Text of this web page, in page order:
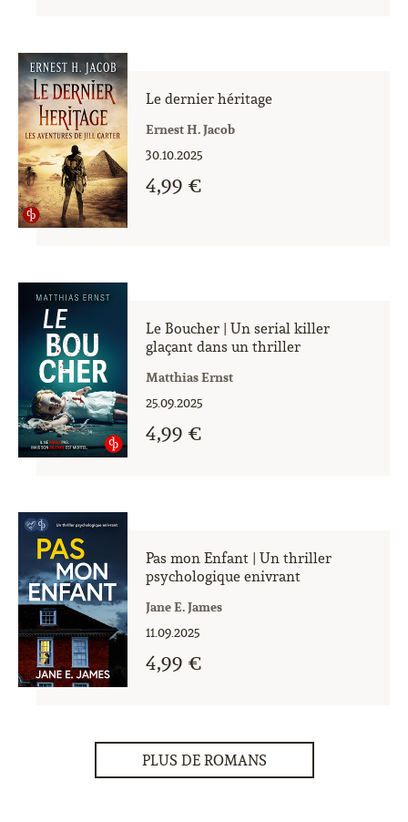
Le dernier héritage
Ernest H. Jacob
30.10.2025
4,99 €
Le Boucher | Un serial killer
glaçant dans un thriller
Matthias Ernst
25.09.2025
4,99 €
Pas mon Enfant | Un thriller
psychologique enivrant
Jane E. James
11.09.2025
4,99 €
PLUS DE ROMANS